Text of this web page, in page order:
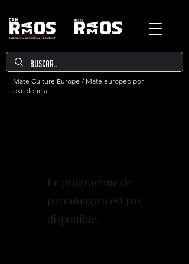
Mate Culture Europe / Mate europeo por
excelencia
Le programme de
parrainage n'est pas
disponible.